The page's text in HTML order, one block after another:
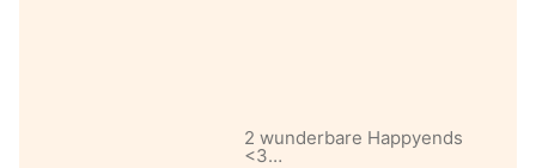
2 wunderbare Happyends
<3…